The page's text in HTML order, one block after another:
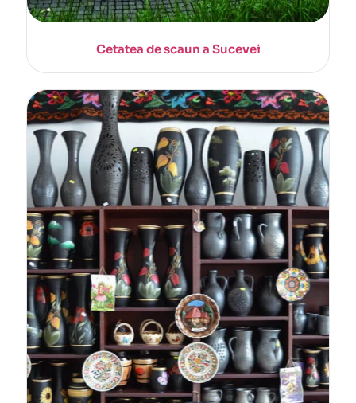
Cetatea de scaun a Sucevei